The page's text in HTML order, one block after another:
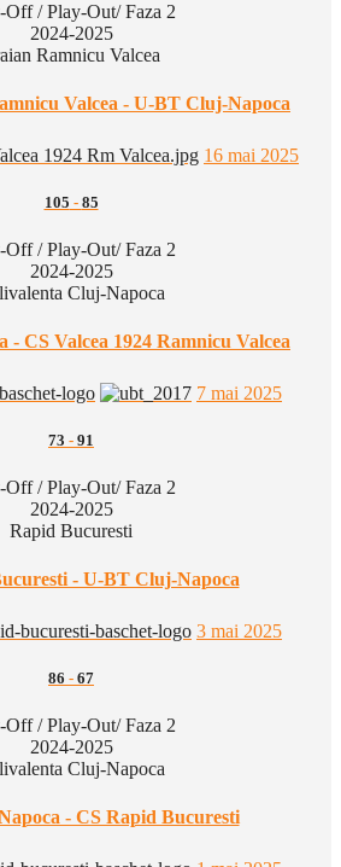
Off / Play-Out/ Faza 2
2024-2025
Ramnicu Valcea
Valcea - U-BT Cluj-Napoca
16 mai 2025
105 - 85
Off / Play-Out/ Faza 2
2024-2025
Cluj-Napoca
CS Valcea 1924 Ramnicu Valcea
7 mai 2025
73 - 91
Off / Play-Out/ Faza 2
2024-2025
Rapid Bucuresti
- U-BT Cluj-Napoca
3 mai 2025
86 - 67
Off / Play-Out/ Faza 2
2024-2025
Cluj-Napoca
- CS Rapid Bucuresti